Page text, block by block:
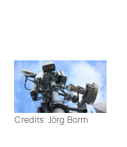
Credits: Jörg Borm